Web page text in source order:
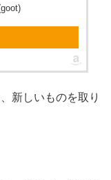
新しいものを取り